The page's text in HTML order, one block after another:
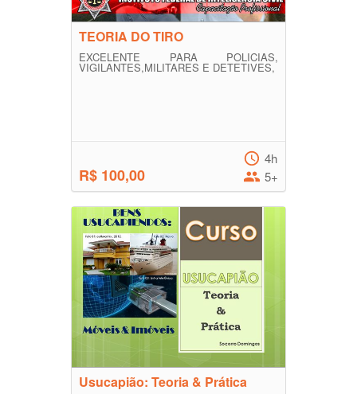
TEORIA DO TIRO
EXCELENTE PARA POLICIAS,
VIGILANTES,MILITARES E DETETIVES,
R$ 100,00
4h
5+
Usucapião: Teoria & Prática